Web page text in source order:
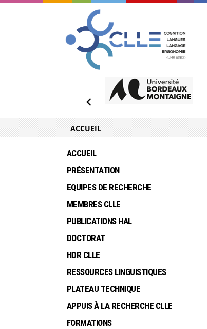
ACCUEIL
ACCUEIL
PRÉSENTATION
EQUIPES DE RECHERCHE
MEMBRES CLLE
PUBLICATIONS HAL
DOCTORAT
HDR CLLE
RESSOURCES LINGUISTIQUES
PLATEAU TECHNIQUE
APPUIS À LA RECHERCHE CLLE
FORMATIONS